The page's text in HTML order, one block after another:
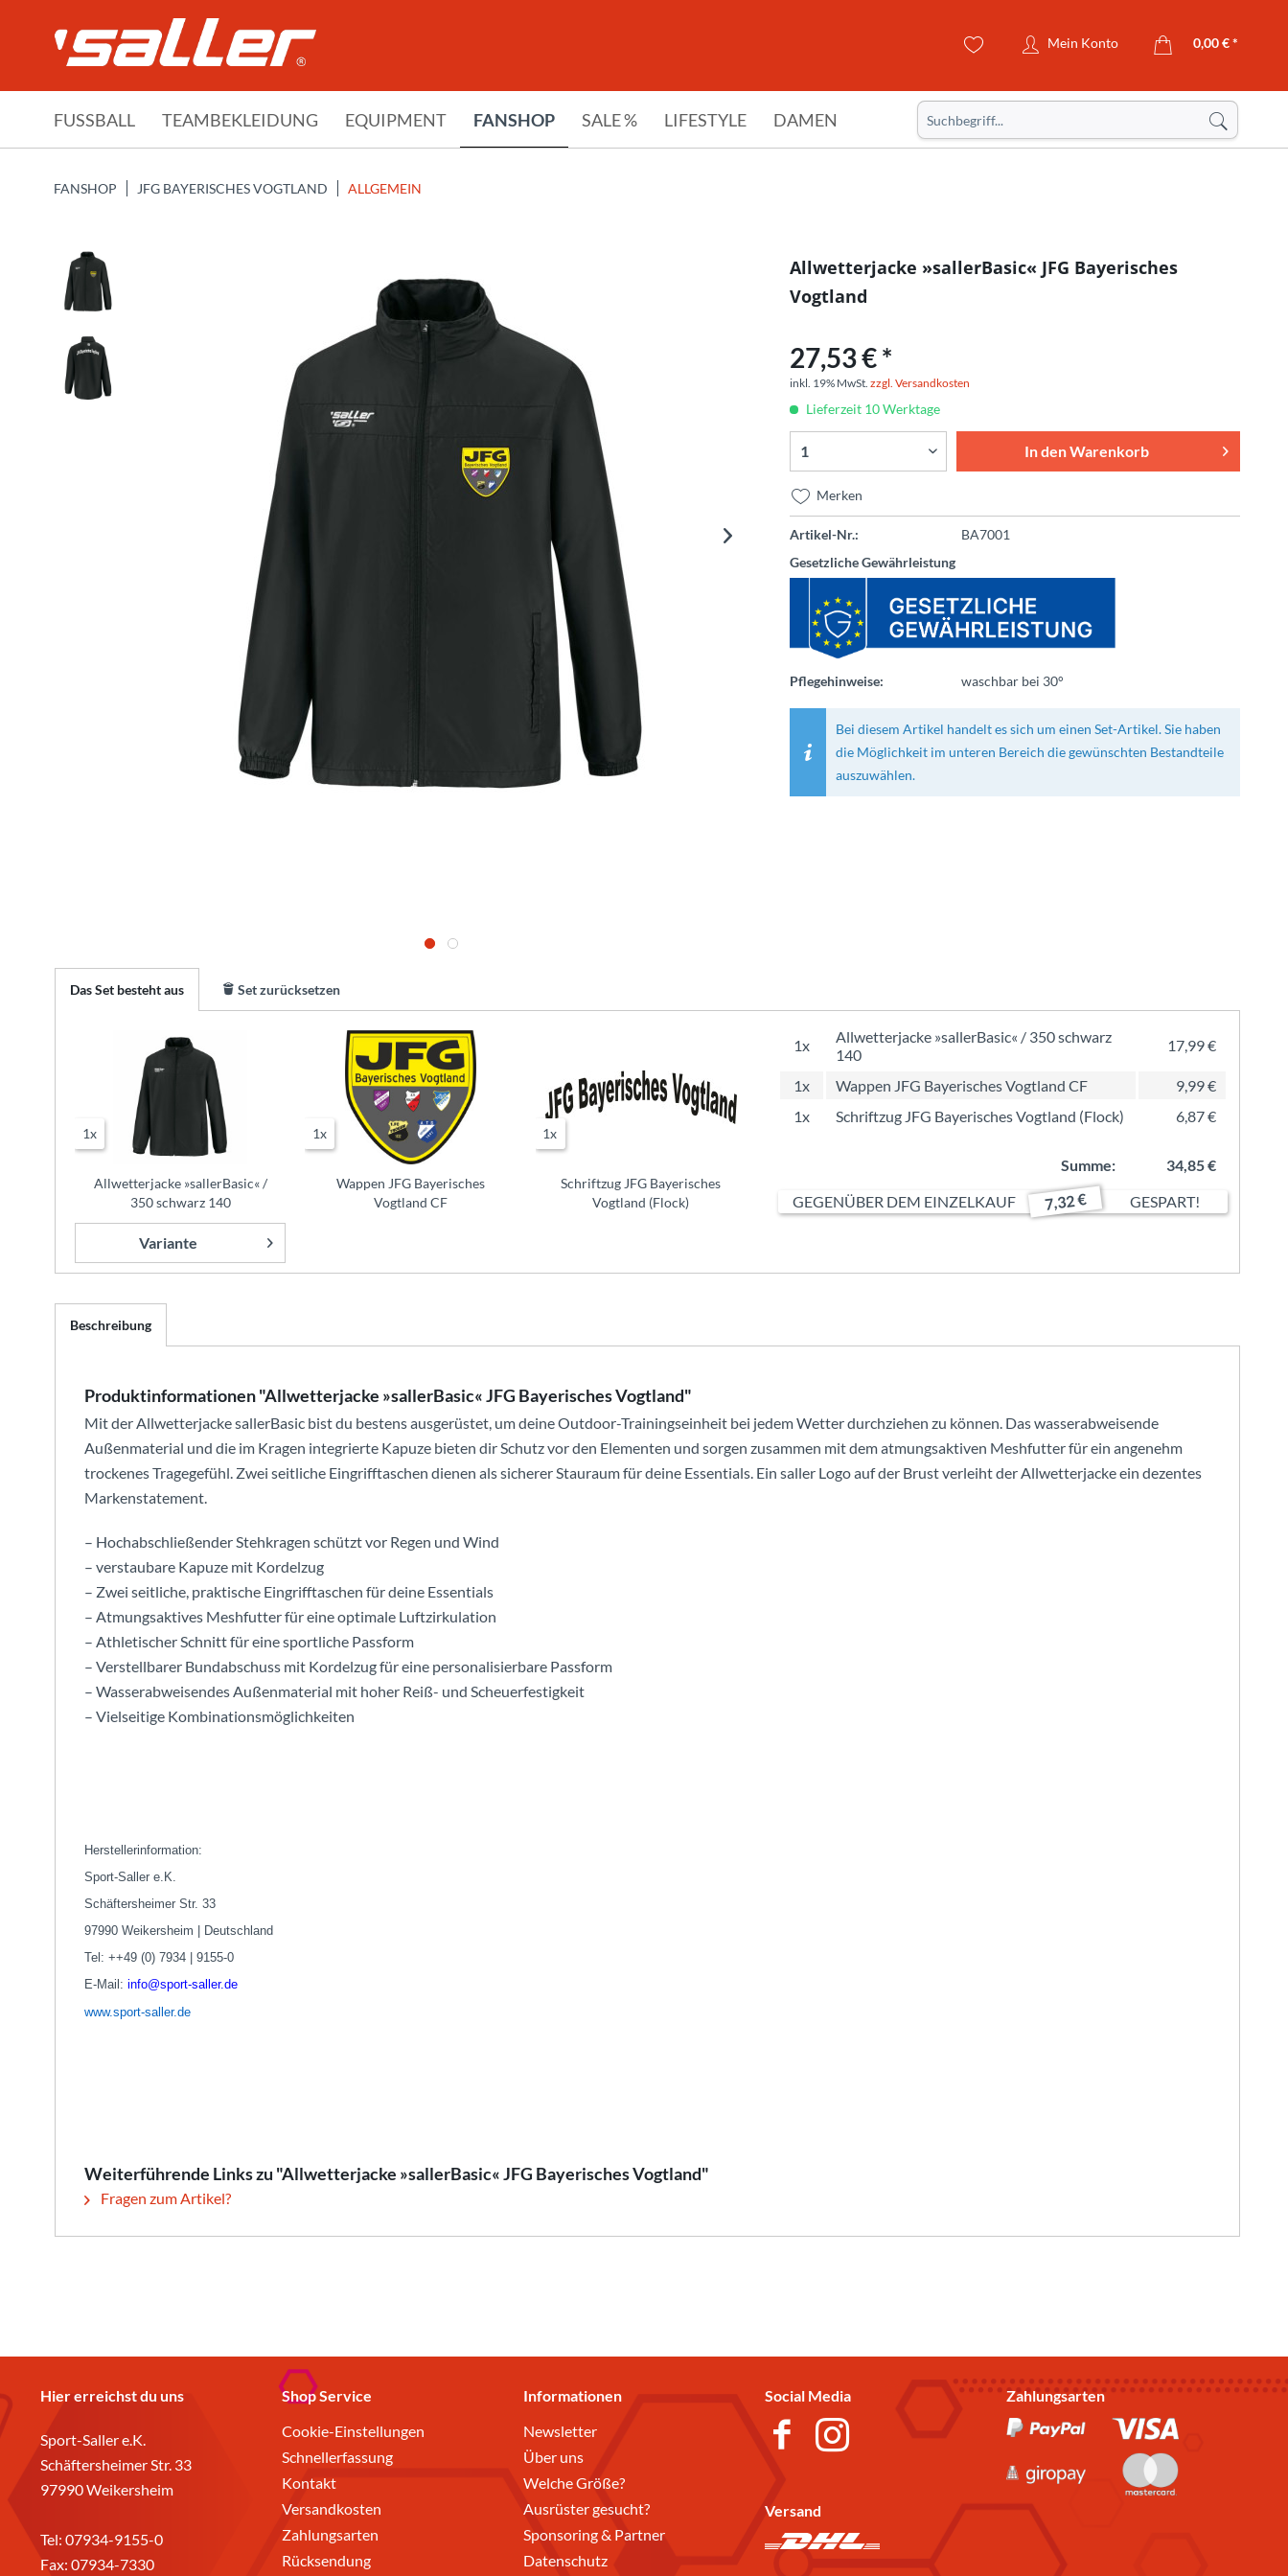
Mein Konto 0,00 € *
FUSSBALL TEAMBEKLEIDUNG EQUIPMENT FANSHOP SALE % LIFESTYLE DAMEN
FANSHOP JFG BAYERISCHES VOGTLAND ALLGEMEIN
Allwetterjacke »sallerBasic« JFG Bayerisches
Vogtland
27,53 € *
inkl. 19% MwSt. zzgl. Versandkosten
Lieferzeit 10 Werktage
In denWarenkorb
Merken
Artikel-Nr.:
BA7001
Gesetzliche Gewährleistung
Pflegehinweise: waschbar bei 30°
Bei diesem Artikel handelt es sich um einen Set-Artikel. Sie haben
die Möglichkeit im unteren Bereich die gewünschten Bestandteile
auszuwählen.
Das Set besteht aus Set zurücksetzen
1x
Allwetterjacke »sallerBasic« /
350 schwarz 140
Variante
1x
Wappen JFG Bayerisches
Vogtland CF
1x
Schriftzug JFG Bayerisches
Vogtland (Flock)
1x
Allwetterjacke »sallerBasic« / 350 schwarz
140
17,99 €
1x Wappen JFG Bayerisches Vogtland CF
9,99 €
1x
Schriftzug JFG Bayerisches Vogtland (Flock) 6,87 €
Summe:
34,85 €
GEGENÜBER DEM EINZELKAUF
7,32 € GESPART!
Beschreibung
Produktinformationen "Allwetterjacke »sallerBasic« JFG Bayerisches Vogtland"
Mit der Allwetterjacke sallerBasic bist du bestens ausgerüstet, um deine Outdoor-Trainingseinheit bei jedem Wetter durchziehen zu können. Das wasserabweisende
Außenmaterial und die im Kragen integrierte Kapuze bieten dir Schutz vor den Elementen und sorgen zusammen mit dem atmungsaktiven Meshfutter für ein angenehm
trockenes Tragegefühl. Zwei seitliche Eingrifftaschen dienen als sicherer Stauraum für deine Essentials. Ein saller Logo auf der Brust verleiht der Allwetterjacke ein dezentes
Markenstatement.
– Hochabschließender Stehkragen schützt vor Regen und Wind
– verstaubare Kapuze mit Kordelzug
– Zwei seitliche, praktische Eingrifftaschen für deine Essentials
– Atmungsaktives Meshfutter für eine optimale Luftzirkulation
– Athletischer Schnitt für eine sportliche Passform
– Verstellbarer Bundabschuss mit Kordelzug für eine personalisierbare Passform
– Wasserabweisendes Außenmaterial mit hoher Reiß- und Scheuerfestigkeit
– Vielseitige Kombinationsmöglichkeiten
Herstellerinformation:
Sport-Saller e.K.
Schäftersheimer Str. 33
97990 Weikersheim | Deutschland
Tel: ++49 (0) 7934 | 9155-0
E-Mail: info@sport-saller.de
www.sport-saller.de
Weiterführende Links zu "Allwetterjacke »sallerBasic« JFG Bayerisches Vogtland"
Fragen zum Artikel?
Hier erreichst du uns
Sport-Saller e.K.
Schäftersheimer Str. 33
97990 Weikersheim
Tel: 07934-9155-0
Fax: 07934-7330
Shop Service
Cookie-Einstellungen
Schnellerfassung
Kontakt
Versandkosten
Zahlungsarten
Rücksendung
Informationen
Newsletter
Über uns
Welche Größe?
Ausrüster gesucht?
Sponsoring & Partner
Datenschutz
Social Media
Versand
Zahlungsarten